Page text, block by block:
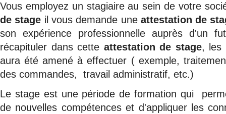
Vous employez un stagiaire au sein de votre
de stage il vous demande une attestation de
son expérience professionnelle auprès d'un
récapituler dans cette attestation de stage, les
aura été amené à effectuer ( exemple,
des commandes, travail administratif, etc.)
Le stage est une période de formation qui
de nouvelles compétences et d'appliquer les